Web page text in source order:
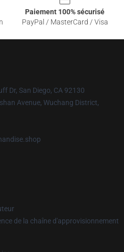
Paiement 100% sécurisé
PayPal / MasterCard / Visa
Dr, San Diego, CA 92130
Avenue, Wuchang District,
de la chaîne d'approvisionnement